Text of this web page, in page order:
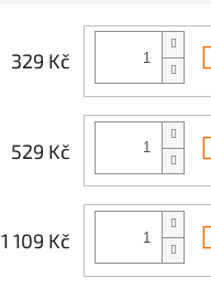
329 Kč
529 Kč
1 109 Kč